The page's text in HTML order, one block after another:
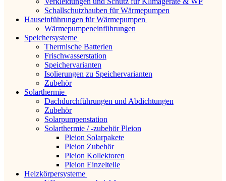
Schallschutzhauben für Wärmepumpen
Hauseinführungen für Wärmepumpen
Wärmepumpeneinführungen
Speichersysteme
Thermische Batterien
Frischwasserstation
Speichervarianten
Isolierungen zu Speichervarianten
Zubehör
Solarthermie
Dachdurchführungen und Abdichtungen
Zubehör
Solarpumpenstation
Solarthermie / -zubehör Pleion
Pleion Solarpakete
Pleion Zubehör
Pleion Kollektoren
Pleion Einzelteile
Heizkörpersysteme